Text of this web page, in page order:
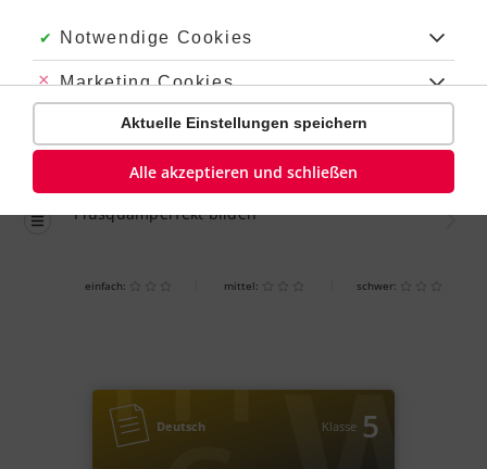
Dauer:
gebrauchst
einfach
Plusquamperfekt bilden
einfach: mittel: schwer:
Deutsch Klasse 5
Akzeptiert:
Notwendige Cookies
Abgelehnt:
Marketing Cookies
Abgelehnt:
Personalisierungs-Cookies
Aktuelle Einstellungen speichern
Alle akzeptieren und schließen